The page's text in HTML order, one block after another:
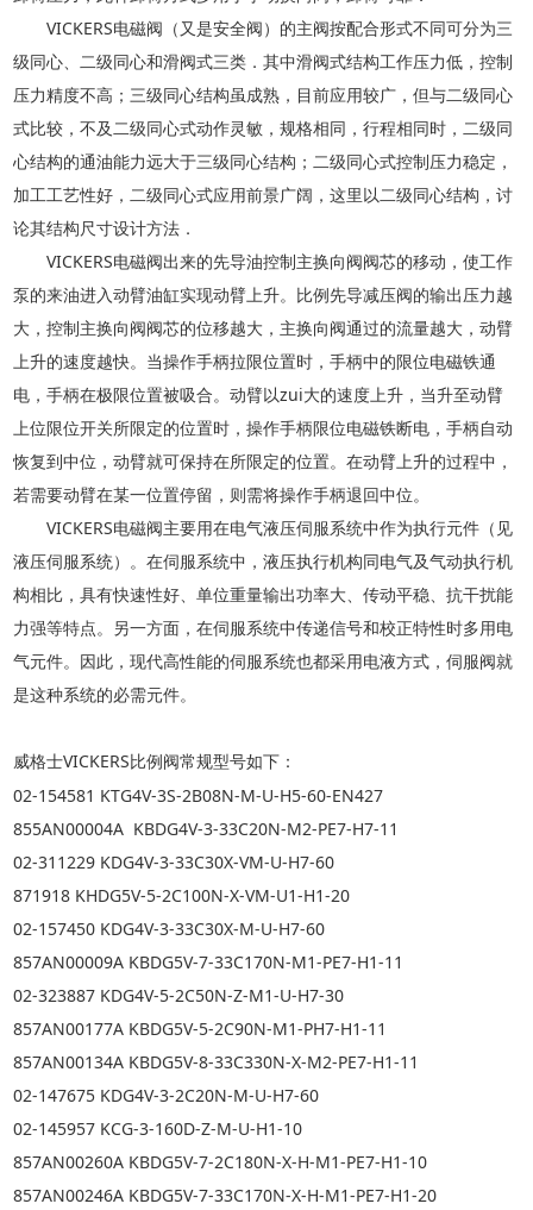
VICKERS电磁阀（又是安全阀）的主阀按配合形式不同可分为三
级同心、二级同心和滑阀式三类．其中滑阀式结构工作压力低，控制
压力精度不高；三级同心结构虽成熟，目前应用较广，但与二级同心
式比较，不及二级同心式动作灵敏，规格相同，行程相同时，二级同
心结构的通油能力远大于三级同心结构；二级同心式控制压力稳定，
加工工艺性好，二级同心式应用前景广阔，这里以二级同心结构，讨
论其结构尺寸设计方法．
VICKERS电磁阀出来的先导油控制主换向阀阀芯的移动，使工作
泵的来油进入动臂油缸实现动臂上升。比例先导减压阀的输出压力越
大，控制主换向阀阀芯的位移越大，主换向阀通过的流量越大，动臂
上升的速度越快。当操作手柄拉限位置时，手柄中的限位电磁铁通
电，手柄在极限位置被吸合。动臂以zui大的速度上升，当升至动臂
上位限位开关所限定的位置时，操作手柄限位电磁铁断电，手柄自动
恢复到中位，动臂就可保持在所限定的位置。在动臂上升的过程中，
若需要动臂在某一位置停留，则需将操作手柄退回中位。
VICKERS电磁阀主要用在电气液压伺服系统中作为执行元件（见
液压伺服系统）。在伺服系统中，液压执行机构同电气及气动执行机
构相比，具有快速性好、单位重量输出功率大、传动平稳、抗干扰能
力强等特点。另一方面，在伺服系统中传递信号和校正特性时多用电
气元件。因此，现代高性能的伺服系统也都采用电液方式，伺服阀就
是这种系统的必需元件。
威格士VICKERS比例阀常规型号如下：
02-154581 KTG4V-3S-2B08N-M-U-H5-60-EN427
855AN00004A KBDG4V-3-33C20N-M2-PE7-H7-11
02-311229 KDG4V-3-33C30X-VM-U-H7-60
871918 KHDG5V-5-2C100N-X-VM-U1-H1-20
02-157450 KDG4V-3-33C30X-M-U-H7-60
857AN00009A KBDG5V-7-33C170N-M1-PE7-H1-11
02-323887 KDG4V-5-2C50N-Z-M1-U-H7-30
857AN00177A KBDG5V-5-2C90N-M1-PH7-H1-11
857AN00134A KBDG5V-8-33C330N-X-M2-PE7-H1-11
02-147675 KDG4V-3-2C20N-M-U-H7-60
02-145957 KCG-3-160D-Z-M-U-H1-10
857AN00260A KBDG5V-7-2C180N-X-H-M1-PE7-H1-10
857AN00246A KBDG5V-7-33C170N-X-H-M1-PE7-H1-20